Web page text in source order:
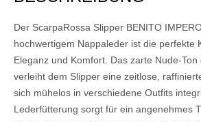
Der ScarpaRossa Slipper BENITO
hochwertigem Nappaleder ist die perfekte
Eleganz und Komfort. Das zarte Nude-
verleiht dem Slipper eine zeitlose,
sich mühelos in verschiedene Outfits
Lederfütterung sorgt für ein angenehmes